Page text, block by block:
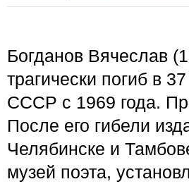
Богданов Вячеслав
трагически погиб в
СССР с 1969 года.
После его гибели
Челябинске и
музей поэта,